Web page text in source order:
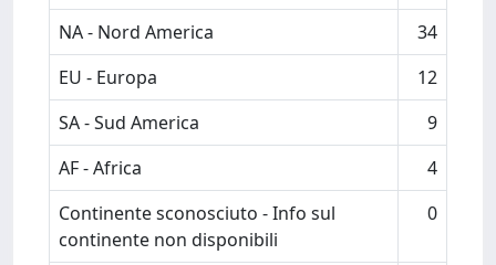
NA - Nord America
34
EU - Europa
12
SA - Sud America
9
AF - Africa
4
Continente sconosciuto - Info sul
continente non disponibili
0